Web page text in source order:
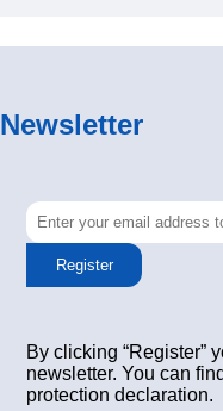
Newsletter
Register
By clicking “Register”
newsletter. You can
protection declaration.